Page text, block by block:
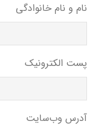
نام و نام خانوادگی
پست الکترونیک
آدرس وب‌سایت